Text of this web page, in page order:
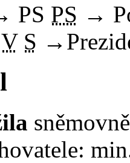
PS PS →
V S →